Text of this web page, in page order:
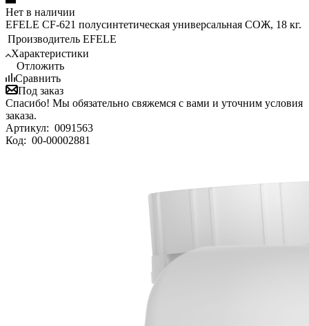
Нет в наличии
EFELE CF-621 полусинтетическая универсальная СОЖ, 18 кг.
Производитель EFELE
Характеристики
Отложить
Сравнить
Под заказ
Спасибо! Мы обязательно свяжемся с вами и уточним условия
заказа.
Артикул: 0091563
Код: 00-00002881